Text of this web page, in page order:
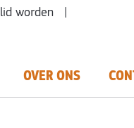
lid worden |
OVER ONS